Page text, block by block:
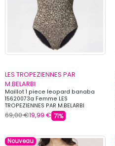
LES TROPEZIENNES PAR
M.BELARBI
Maillot 1 piece leopard banaba
15620073a Femme LES
TROPEZIENNES PAR M.BELARBI
69,00 €19,99 € 71%
Nouveau